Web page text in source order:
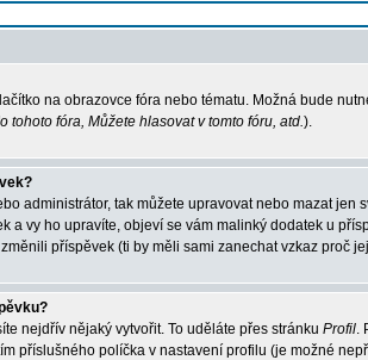
na obrazovce fóra nebo tématu. Možná bude
tohoto fóra, Můžete hlasovat v tomto fóru, atd.).
administrátor, tak můžete upravovat nebo mazat
a vy ho upravíte, objeví se vám malinký dodatek u
příspěvek (ti by měli sami zanechat vzkaz
nejdřív nějaký vytvořit. To uděláte přes stránku Profil.
příslušného políčka v nastavení profilu (je možné